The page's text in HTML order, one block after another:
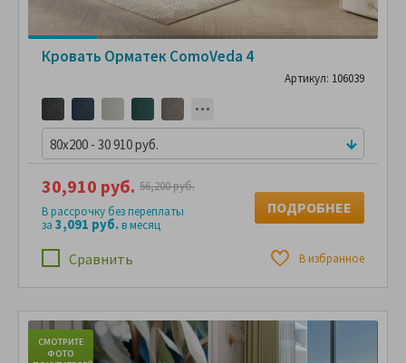
Кровать Орматек ComoVeda 4
Артикул: 106039
80x200 - 30 910 руб.
Сравнить В избранное
30,910 руб. 56,200 руб.
В рассрочку без переплаты
за 3,091 руб.в месяц
ПОДРОБНЕЕ
СМОТРИТЕ
ФОТО